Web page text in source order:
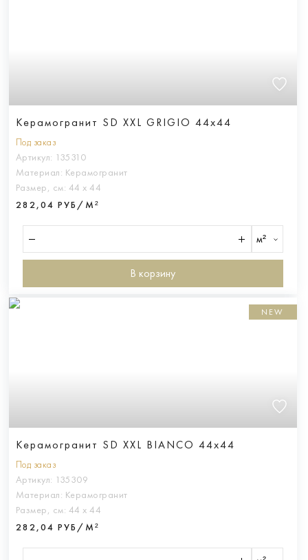
Керамогранит SD XXL GRIGIO 44x44
Под заказ
Артикул: 135310
Материал: Керамогранит
Размер, см: 44 х 44
282,04 РУБ/М²
м²
В корзину
NEW
Керамогранит SD XXL BIANCO 44x44
Под заказ
Артикул: 135309
Материал: Керамогранит
Размер, см: 44 х 44
282,04 РУБ/М²